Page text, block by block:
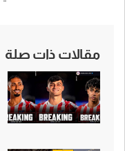
مقالات ذات صلة